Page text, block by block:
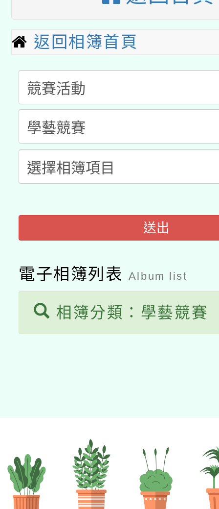
開 智慧啟航」
本校115學年度第2次
招甄選結果公告(無人
招)
適應運動共學行動站研
本館辦理115年度閱讀
暨閱讀推動專業研習
科技賦能─人工智慧
礎課程
A3數位素養講師名單
「數位內容與教學軟體
pilot」
有關大陸委員會函釋公
薪期間赴陸應申請許可
轉知經濟部水利署委託
用水績優單位及節水達
桃園市孔廟祈福系列
2026年桃園地景藝術
返回相簿首頁
送出
電子相簿列表 Album list
相簿分類：學藝競賽